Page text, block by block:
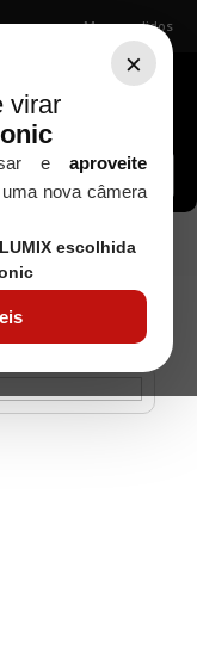
×
virar
e aproveite
nova câmera
escolhida
Meus pedidos
ND2-ND400 DHD